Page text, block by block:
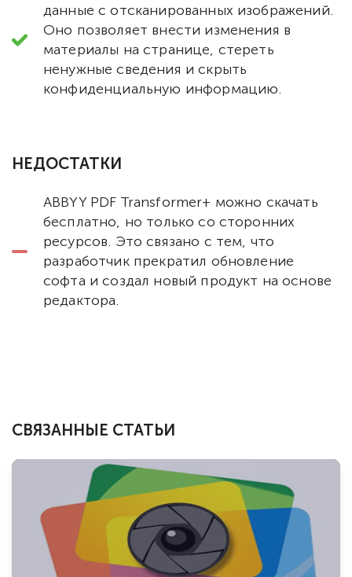
данные с отсканированных изображений.
Оно позволяет внести изменения в
материалы на странице, стереть
ненужные сведения и скрыть
конфиденциальную информацию.
НЕДОСТАТКИ
ABBYY PDF Transformer+ можно скачать
бесплатно, но только со сторонних
ресурсов. Это связано с тем, что
разработчик прекратил обновление
софта и создал новый продукт на основе
редактора.
СВЯЗАННЫЕ СТАТЬИ